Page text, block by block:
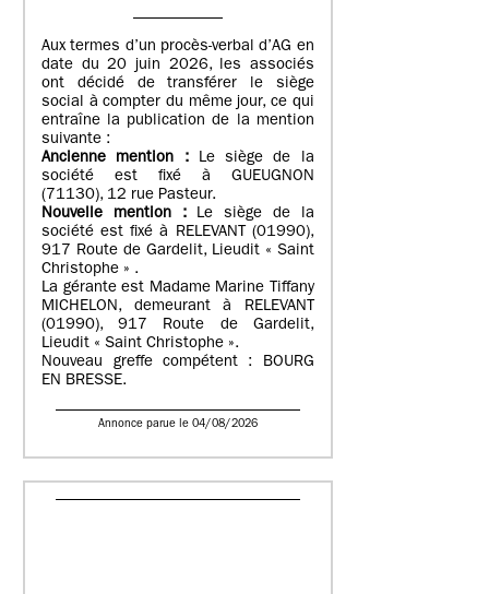
Aux termes d’un procès-verbal d’AG en
date du 20 juin 2026, les associés
ont décidé de transférer le siège
social à compter du même jour, ce qui
entraîne la publication de la mention
suivante :
Ancienne mention : Le siège de la
société est fixé à GUEUGNON
(71130), 12 rue Pasteur.
Nouvelle mention : Le siège de la
société est fixé à RELEVANT (01990),
917 Route de Gardelit, Lieudit « Saint
Christophe » .
La gérante est Madame Marine Tiffany
MICHELON, demeurant à RELEVANT
(01990), 917 Route de Gardelit,
Lieudit « Saint Christophe ».
Nouveau greffe compétent : BOURG
EN BRESSE.
Annonce parue le 04/08/2026